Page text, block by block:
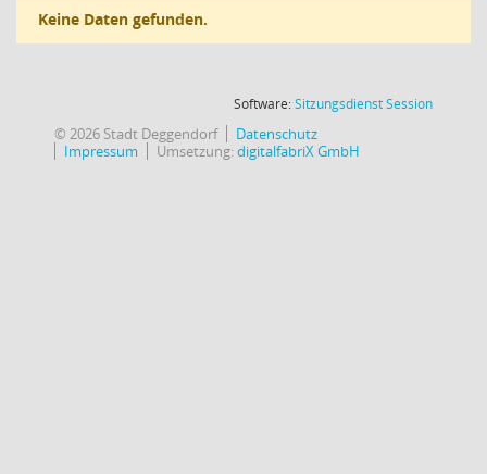
Keine Daten gefunden.
Software:SitzungsdienstSession(Wird in
© 2026 Stadt Deggendorf
Datenschutz
Impressum
Umsetzung:digitalfabriX GmbH